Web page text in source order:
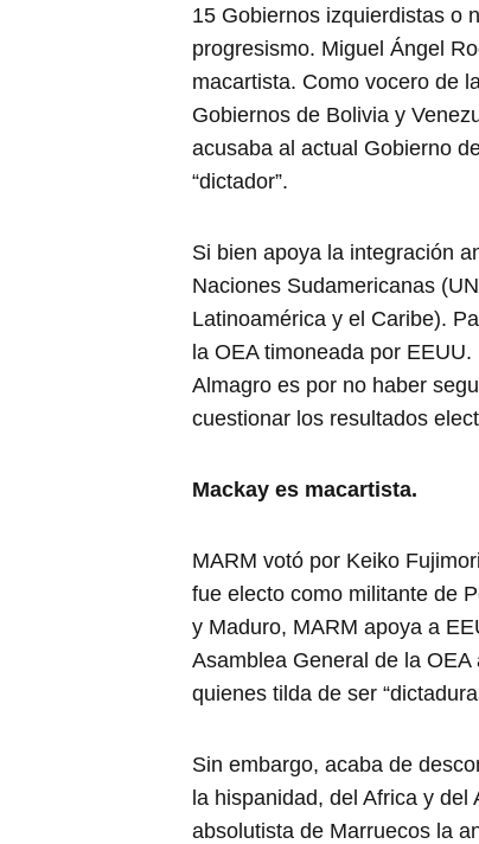
15 Gobiernos izquierdistas o
progresismo. Miguel Ángel
macartista. Como vocero de
Gobiernos de Bolivia y
acusaba al actual Gobierno
“dictador”.
Si bien apoya la integración
Naciones Sudamericanas
Latinoamérica y el Caribe).
la OEA timoneada por
Almagro es por no haber
cuestionar los resultados
Mackay es macartista.
MARM votó por Keiko
fue electo como militante de
y Maduro, MARM apoya a
Asamblea General de la
quienes tilda de ser
Sin embargo, acaba de
la hispanidad, del Africa y
absolutista de Marruecos la